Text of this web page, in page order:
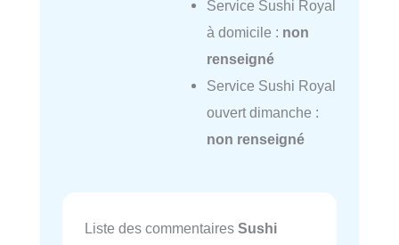
Service Sushi Royal
à domicile : non
renseigné
Service Sushi Royal
ouvert dimanche :
non renseigné
Liste des commentaires Sushi